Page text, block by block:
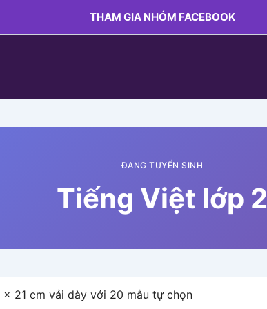
THAM GIA NHÓM FACEBOOK
ĐANG TUYỂN SINH
Tiếng Việt lớp 2
21 cm vải dày với 20 mẫu tự chọn